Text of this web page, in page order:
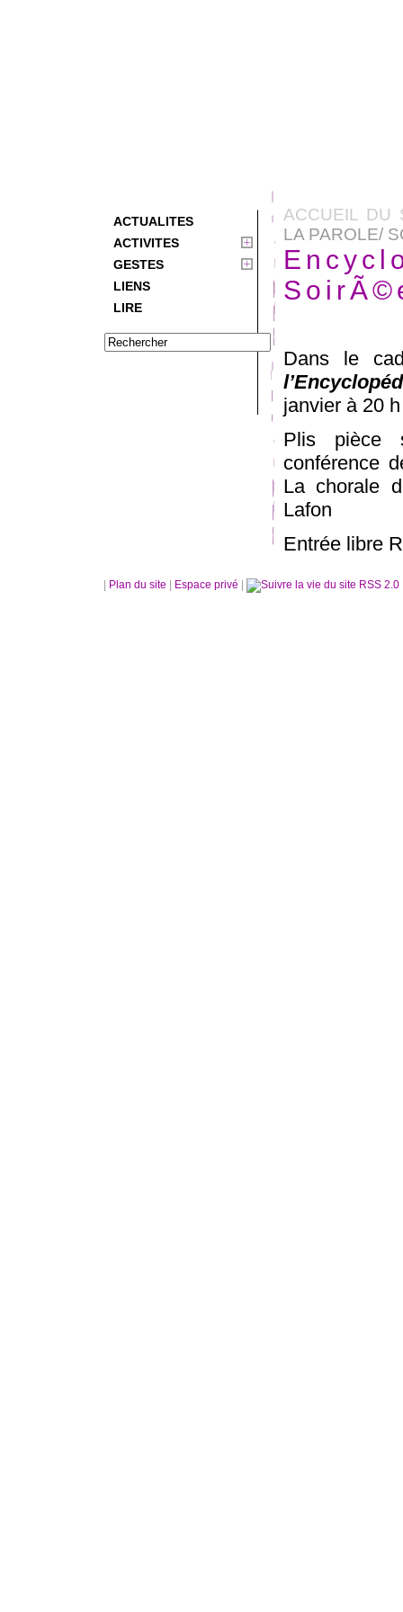
ACTUALITES
ACTIVITES
GESTES
LIENS
LIRE
ACCUEIL DU
LA PAROLE/
Dans le
janvier à 20
Plis pièce
conférence
La chorale
Lafon
Entrée libre
Plan du site Espace privé RSS 2.0